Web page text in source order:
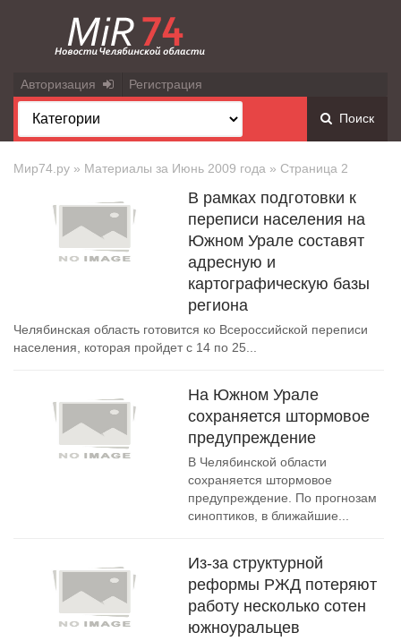
Авторизация Регистрация
Поиск
Мир74.ру » Материалы за Июнь 2009 года » Страница 2
В рамках подготовки к
переписи населения на
Южном Урале составят
адресную и
картографическую базы
региона
Челябинская область готовится ко Всероссийской переписи
населения, которая пройдет с 14 по 25...
На Южном Урале
сохраняется штормовое
предупреждение
В Челябинской области
сохраняется штормовое
предупреждение. По прогнозам
синоптиков, в ближайшие...
Из-за структурной
реформы РЖД потеряют
работу несколько сотен
южноуральцев